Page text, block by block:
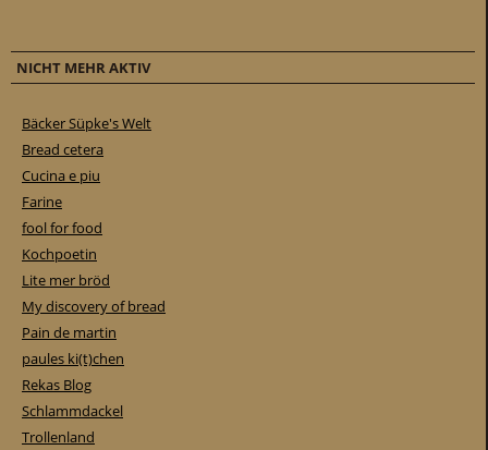
NICHT MEHR AKTIV
Bäcker Süpke's Welt
Bread cetera
Cucina e piu
Farine
fool for food
Kochpoetin
Lite mer bröd
My discovery of bread
Pain de martin
paules ki(t)chen
Rekas Blog
Schlammdackel
Trollenland